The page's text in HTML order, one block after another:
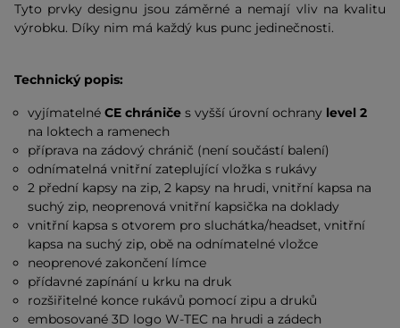
Tyto prvky designu jsou záměrné a nemají vliv na kvalitu
výrobku. Díky nim má každý kus punc jedinečnosti.
Technický popis:
vyjímatelnéCE chráničes vyšší úrovní ochrany level 2
na loktech a ramenech
příprava na zádový chránič (není součástí balení)
odnímatelná vnitřní zateplující vložka s rukávy
2 přední kapsy na zip, 2 kapsy na hrudi, vnitřní kapsa na
suchý zip, neoprenová vnitřní kapsička na doklady
vnitřní kapsa s otvorem pro sluchátka/headset, vnitřní
kapsa na suchý zip, obě na odnímatelné vložce
neoprenové zakončení límce
přídavné zapínání u krku na druk
rozšiřitelné konce rukávů pomocí zipu a druků
embosované 3D logo W-TEC na hrudi a zádech